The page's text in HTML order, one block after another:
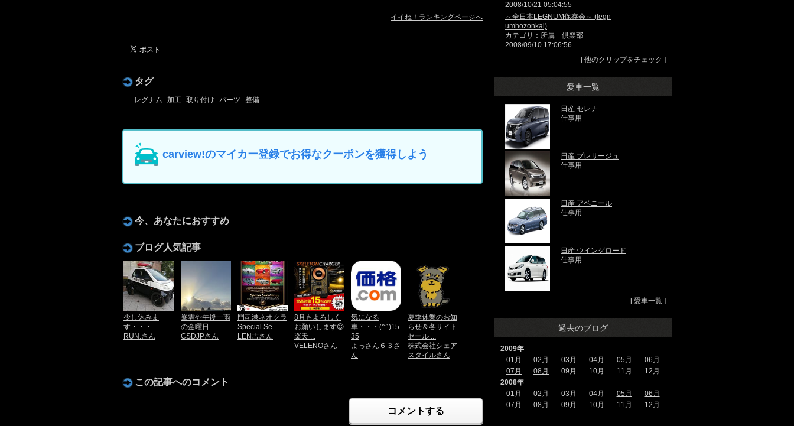
イイね！ランキングページへ
タグ
レグナム 加工 取り付け パーツ 整備
carview!のマイカー登録でお得なクーポンを獲得しよう
今、あなたにおすすめ
ブログ人気記事
少し休みま
す・・・
RUN.さん
峯雲や午後一雨
の金曜日
CSDJPさん
門司港ネオクラ
Special Se ...
LEN吉さん
8月もよろしく
お願いします😊
楽天 ...
VELENOさん
気になる
車・・・(^^)15
35
よっさん６３さ
ん
夏季休業のお知
らせ＆各サイト
セール ...
株式会社シェア
スタイルさん
この記事へのコメント
コメントする
2008/10/21 05:04:55
～全日本LEGNUM保存会～ (legn
umhozonkai)
カテゴリ：所属 倶楽部
2008/09/10 17:06:56
[他のクリップをチェック ]
愛車一覧
日産 セレナ
仕事用
日産 プレサージュ
仕事用
日産 アベニール
仕事用
日産 ウイングロード
仕事用
[愛車一覧 ]
過去のブログ
2009年
01月
02月 03月 04月 05月
06月
07月
08月 09月 10月 11月
12月
2008年
01月
02月 03月 04月 05月
06月
07月
08月 09月 10月 11月 12月